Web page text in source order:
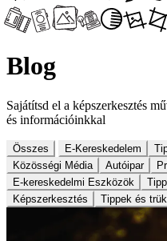
Blog
Sajátítsd el a képszerkesztés
és információinkkal
Összes E-Kereskedelem
Közösségi Média
Autóipar
E-kereskedelmi Eszközök
Képszerkesztés
Tippek és